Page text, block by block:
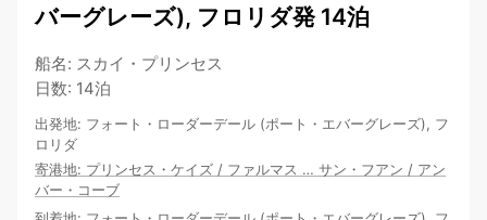
バーグレーズ), フロリダ発 14泊
船名: スカイ・プリンセス
日数: 14泊
出発地: フォート・ローダーデール (ポート・エバーグレーズ), フ
ロリダ
寄港地: プリンセス・ケイズ / ファルマス … サン・フアン / アン
バー・コーブ